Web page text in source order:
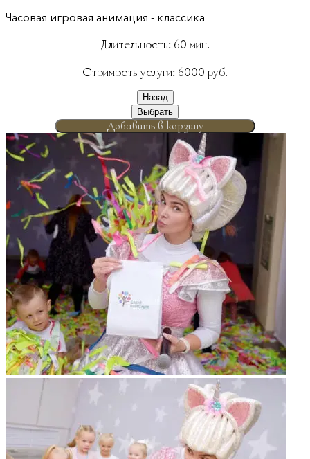
Часовая игровая анимация - классика
Длительность: 60 мин.
Стоимость услуги: 6000 руб.
Назад
Выбрать
Добавить в корзину